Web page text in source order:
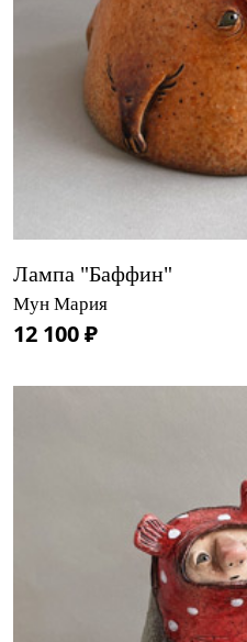
Лампа "Баффин"
Мун Мария
12 100 ₽